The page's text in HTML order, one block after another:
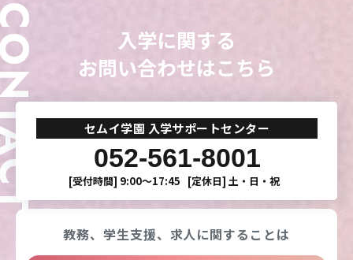
入学に関する
お問い合わせはこちら
セムイ学園 入学サポートセンター
052-561-8001
[受付時間] 9:00〜17:45 [定休日] 土・日・祝
教務、学生支援、 求人に関することは